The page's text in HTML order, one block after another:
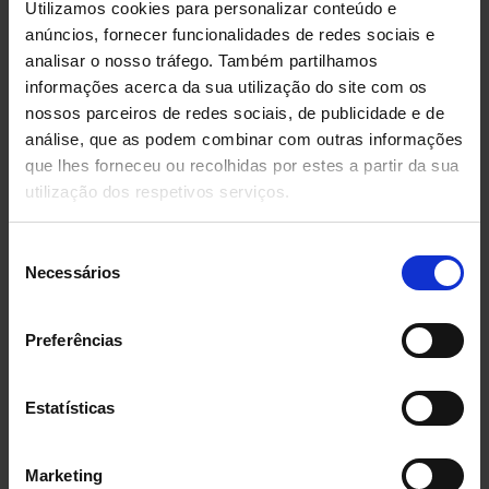
Utilizamos cookies para personalizar conteúdo e
anúncios, fornecer funcionalidades de redes sociais e
analisar o nosso tráfego. Também partilhamos
informações acerca da sua utilização do site com os
nossos parceiros de redes sociais, de publicidade e de
análise, que as podem combinar com outras informações
que lhes forneceu ou recolhidas por estes a partir da sua
utilização dos respetivos serviços.
Necessários
Preferências
Estatísticas
Marketing
transferências/hora
O que são sistemas STV?
Características
Benefícios do sorting transfer vehicle (STV)
O que são sistemas STV?
incrementam notavelmente a produtividade,
processos que vão desde a produção até a separação
de pedidos. Estes sistemas se caracterizam por sua
capacidade de classificação e recolha para múltiplas
estações.
Características